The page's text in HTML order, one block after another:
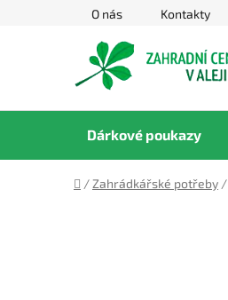
O nás Kontakty
Dárkové poukazy
Domů
/ Zahrádkářské potřeby /